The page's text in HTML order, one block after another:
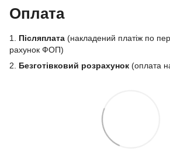
Оплата
1. Післяплата (накладений платіж по
рахунок ФОП)
2. Безготівковий розрахунок (оплата